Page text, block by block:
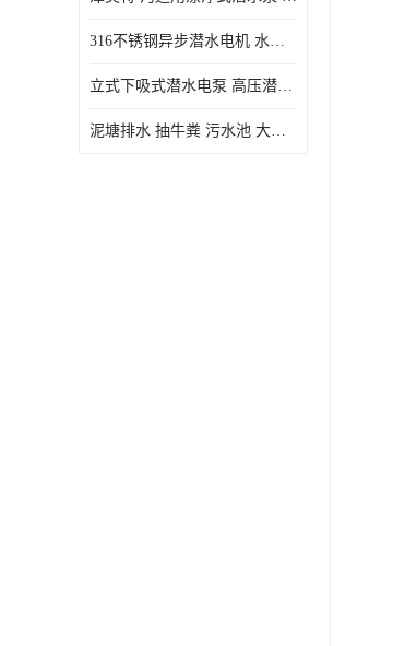
316不锈钢异步潜水电机 水冷式 可连续运行 定制功率电压 奥特泵业
立式下吸式潜水电泵 高压潜水排沙泵 大功率 深水施工作业 型号可定制
泥塘排水 抽牛粪 污水池 大口径潜水螺旋离心泵 材质特征 奥特泵业